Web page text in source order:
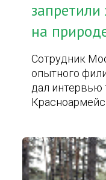
на
Сотрудник
опытного
дал интервью